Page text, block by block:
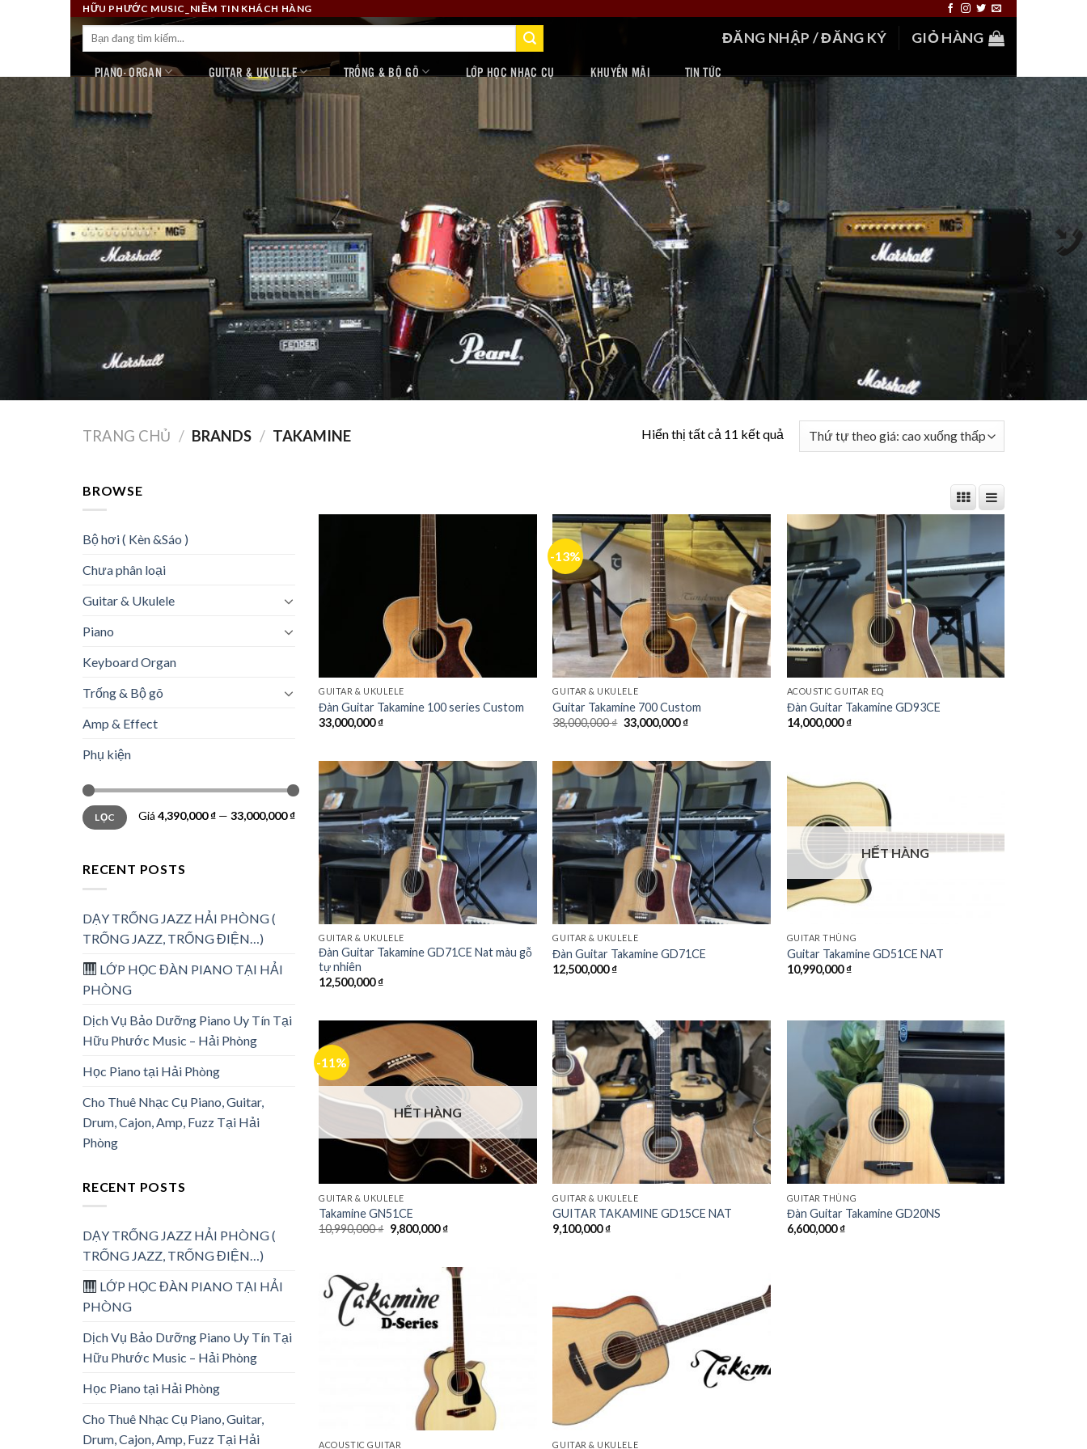
Skip
content
HỮU PHƯỚC MUSIC_NIỀM TIN KHÁCH HÀNG
Tìm
kiếm:
ĐĂNG NHẬP / ĐĂNG KÝ
GIỎ HÀNG
PIANO- ORGAN
GUITAR & UKULELE TRỐNG & BỘ GÕ LỚP HỌC NHẠC CỤ KHUYẾN MÃI TIN TỨC
TRANG CHỦ / BRANDS / TAKAMINE Hiển thị tất cả 11 kết quả
BROWSE
Bộ hơi ( Kèn &Sáo )
Chưa phân loại
Guitar & Ukulele
Piano
Keyboard Organ
Trống & Bộ gõ
Amp & Effect
Phụ kiện
LỌC Giá 4,390,000 ₫— 33,000,000 ₫
RECENT POSTS
DẠY TRỐNG JAZZ HẢI PHÒNG (
TRỐNG JAZZ, TRỐNG ĐIỆN…)
LỚP HỌC ĐÀN PIANO TẠI HẢI
PHÒNG
Dịch Vụ Bảo Dưỡng Piano Uy Tín Tại
Hữu Phước Music – Hải Phòng
Học Piano tại Hải Phòng
Cho Thuê Nhạc Cụ Piano, Guitar,
Drum, Cajon, Amp, Fuzz Tại Hải
Phòng
RECENT POSTS
DẠY TRỐNG JAZZ HẢI PHÒNG (
TRỐNG JAZZ, TRỐNG ĐIỆN…)
LỚP HỌC ĐÀN PIANO TẠI HẢI
PHÒNG
Dịch Vụ Bảo Dưỡng Piano Uy Tín Tại
Hữu Phước Music – Hải Phòng
Học Piano tại Hải Phòng
Cho Thuê Nhạc Cụ Piano, Guitar,
Drum, Cajon, Amp, Fuzz Tại Hải
GUITAR & UKULELE
Đàn Guitar Takamine 100 series Custom
33,000,000₫
-13%
Add to
Wishlist
GUITAR & UKULELE
Guitar Takamine 700 Custom
38,000,000₫ 33,000,000₫
Add to
Wishlist
ACOUSTIC GUITAR EQ
Đàn Guitar Takamine GD93CE
14,000,000₫
Add to
Wishlist
GUITAR & UKULELE
Đàn Guitar Takamine GD71CE Nat màu gỗ
tự nhiên
12,500,000₫
Add to
Wishlist
GUITAR & UKULELE
Đàn Guitar Takamine GD71CE
12,500,000₫
HẾT HÀNG
GUITAR THÙNG
Guitar Takamine GD51CE NAT
10,990,000₫
-11%
Wishlist
HẾT HÀNG
GUITAR & UKULELE
Takamine GN51CE
10,990,000₫ 9,800,000₫
Add to
Wishlist
GUITAR & UKULELE
GUITAR TAKAMINE GD15CE NAT
9,100,000₫
Wishlist
GUITAR THÙNG
Đàn Guitar Takamine GD20NS
6,600,000₫
ACOUSTIC GUITAR
Add to
Wishlist
GUITAR & UKULELE